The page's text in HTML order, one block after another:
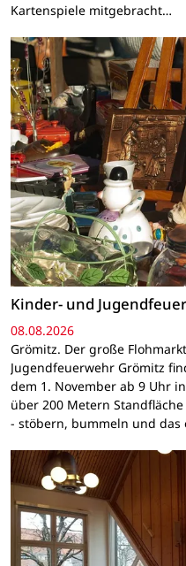
Kartenspiele mitgebracht…
Kinder- und
08.08.2026
Grömitz. Der große
Jugendfeuerwehr Grömitz
dem 1. November ab 9 Uhr
über 200 Metern
- stöbern, bummeln und das